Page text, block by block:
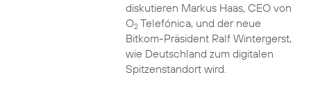
diskutieren Markus Haas, CEO von
O2Telefónica, und der neue
Bitkom-Präsident Ralf Wintergerst,
wie Deutschland zum digitalen
Spitzenstandort wird.